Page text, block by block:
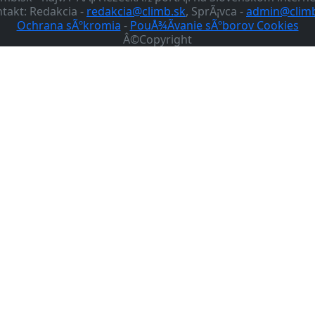
Redakcia - redakcia@climb.sk, SprÃ¡vca -
Ochrana sÃºkromia - PouÅ¾Ã­vanie sÃºborov Cookies
Â©Copyright